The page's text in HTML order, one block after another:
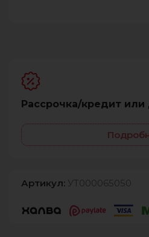
Рассрочка/кредит
Артикул: УТ000065050